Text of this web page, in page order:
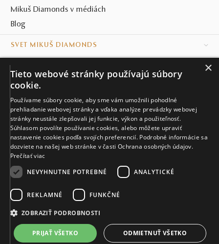
2 804 €
Vyrobíme a doručíme do 21 dní
VIAC INFO
Mikuš Diamonds v médiách
Blog
SVET MIKUŠ DIAMONDS
KONTAKT
Naše klenotníctva
Sídlo spoločnosti
© MIKUŠ DIAMONDS, A.S. 2026. VŠETKY PRÁVA VYHRADENÉ.
×
Tieto webové stránky používajú súbory
cookie.
Používame súbory cookie, aby sme vám umožnili pohodlné
prehliadanie webovej stránky a vďaka analýze prevádzky webovej
stránky neustále zlepšovali jej funkcie, výkon a použiteľnosť.
Súhlasom povolíte používanie cookies, alebo môžete upraviť
nastavenie cookies podľa svojích preferencií. Podrobné informácie sa
dozviete na našej web stránke v časti Ochrana osobných údajov.
Prečítať viac
NEVYHNUTNE POTREBNÉ
ANALYTICKÉ
REKLAMNÉ FUNKČNÉ
ZOBRAZIŤ PODROBNOSTI
PRIJAŤ VŠETKO ODMIETNUŤ VŠETKO